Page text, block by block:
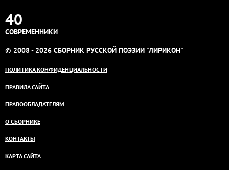
40
СОВРЕМЕННИКИ
© 2008 - 2026 СБОРНИК РУССКОЙ ПОЭЗИИ "ЛИРИКОН"
ПОЛИТИКА КОНФИДЕНЦИАЛЬНОСТИ
ПРАВИЛА САЙТА
ПРАВООБЛАДАТЕЛЯМ
О СБОРНИКЕ
КОНТАКТЫ
КАРТА САЙТА